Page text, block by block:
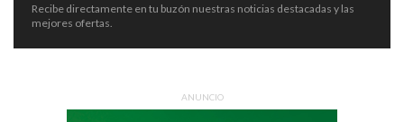
Recibe directamente en tu buzón nuestras noticias destacadas y las
mejores ofertas.
ANUNCIO